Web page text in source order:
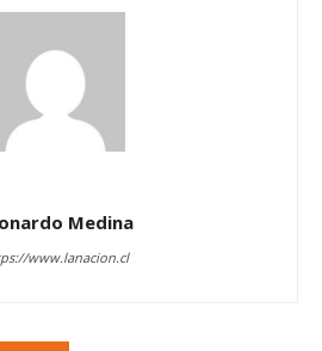
Medina
www.lanacion.cl